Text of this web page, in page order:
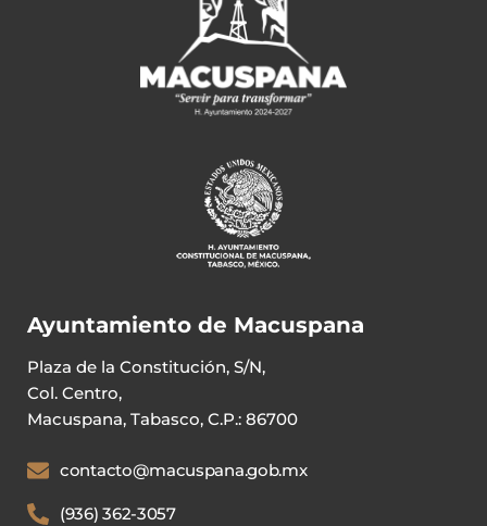
Ayuntamiento de Macuspana
Plaza de la Constitución, S/N,
Col. Centro,
Macuspana, Tabasco, C.P.: 86700
contacto@macuspana.gob.mx
(936) 362-3057